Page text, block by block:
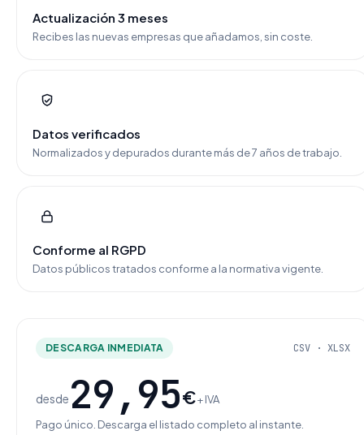
Actualización 3 meses
Recibes las nuevas empresas que añadamos, sin coste.
Datos verificados
Normalizados y depurados durante más de 7 años de trabajo.
Conforme al RGPD
Datos públicos tratados conforme a la normativa vigente.
DESCARGA INMEDIATA CSV · XLSX
desde 29,95€+ IVA
Pago único. Descarga el listado completo al instante.